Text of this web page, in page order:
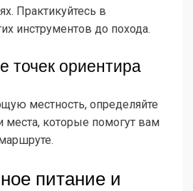
Практикуйтесь в
инструментов до похода.
точек ориентира
местность, определяйте
места, которые помогут вам
питание и